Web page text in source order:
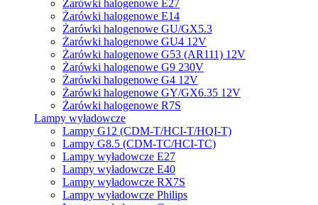
Żarówki halogenowe E27
Żarówki halogenowe E14
Żarówki halogenowe GU/GX5.3
Żarówki halogenowe GU4 12V
Żarówki halogenowe G53 (AR111) 12V
Żarówki halogenowe G9 230V
Żarówki halogenowe G4 12V
Żarówki halogenowe GY/GX6.35 12V
Żarówki halogenowe R7S
Lampy wyładowcze
Lampy G12 (CDM-T/HCI-T/HQI-T)
Lampy G8.5 (CDM-TC/HCI-TC)
Lampy wyładowcze E27
Lampy wyładowcze E40
Lampy wyładowcze RX7S
Lampy wyładowcze Philips